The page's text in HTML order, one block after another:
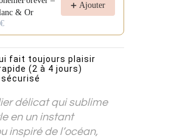
& Or
Ajouter
fait toujours plaisir
(2 à 4 jours)
délicat qui sublime
en un instant
inspiré de l’océan,